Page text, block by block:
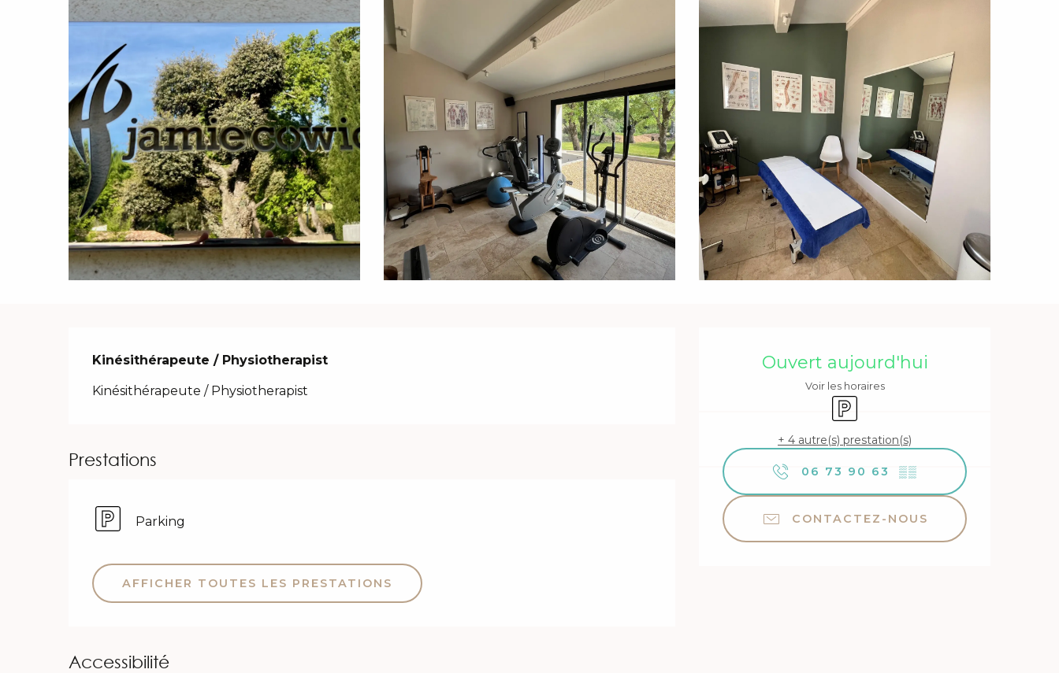
Ouverture et
Ouvert aujourd'hui
Voir les horaires
Parking
+ 4 autre(s) prestation(s)
06 73 90 63 ▒▒
CONTACTEZ-NOUS
Description
Kinésithérapeute / Physiotherapist
Kinésithérapeute / Physiotherapist
Prestations
Parking
AFFICHER TOUTES LES PRESTATIONS
Accessibilité